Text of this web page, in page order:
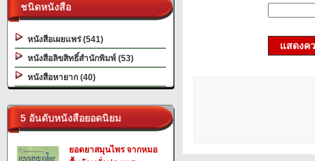
ชนิดหนังสือ
หนังสือเผยแพร่ (541)
หนังสือลิขสิทธิ์สำนักพิมพ์ (53)
หนังสือหายาก (40)
5 อันดับหนังสือยอดนิยม
ยอดยาสมุนไพร จากหมอ
แสดงค